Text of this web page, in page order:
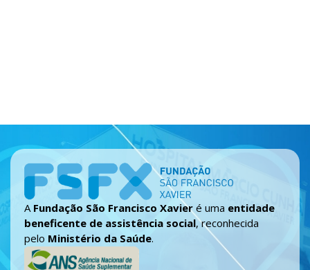
A Fundação São Francisco Xavier é uma entidade
beneficente de assistência social, reconhecida
pelo Ministério da Saúde.